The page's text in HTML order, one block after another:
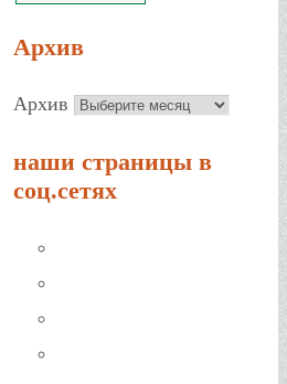
Архив
Архив
наши страницы в
соц.сетях